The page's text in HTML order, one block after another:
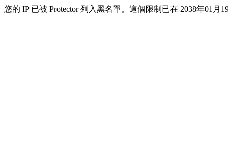
您的 IP 已被 Protector 列入黑名單。這個限制已在 2038年01月